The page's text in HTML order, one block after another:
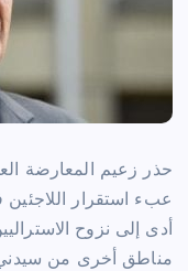
حذر زعيم المعارضة
عبء استقرار اللاجئين
أدى إلى نزوح
مناطق أخرى من